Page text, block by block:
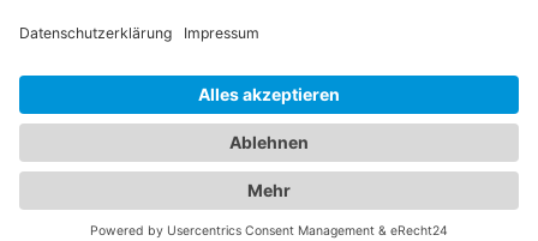
PDF-Flyer zur Schriftenreihe